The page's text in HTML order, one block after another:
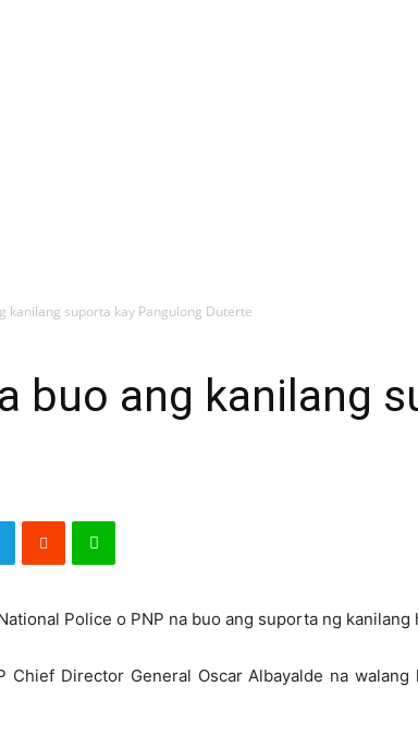
kanilang suporta kay Pangulong Duterte
buo ang kanilang
Police o PNP na buo ang suporta ng
Chief Director General Oscar Albayalde na